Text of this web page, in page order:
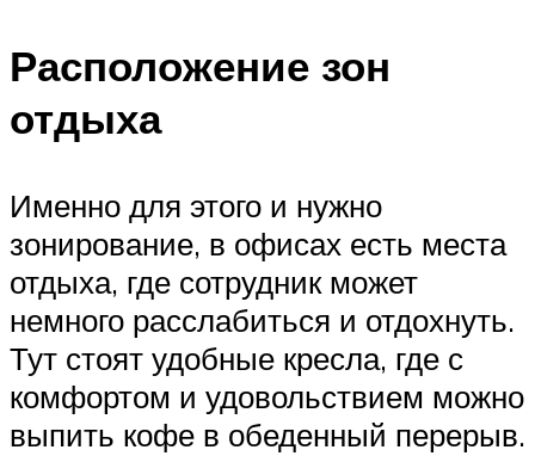
Расположение зон
отдыха
Именно для этого и нужно
зонирование, в офисах есть места
отдыха, где сотрудник может
немного расслабиться и отдохнуть.
Тут стоят удобные кресла, где с
комфортом и удовольствием можно
выпить кофе в обеденный перерыв.